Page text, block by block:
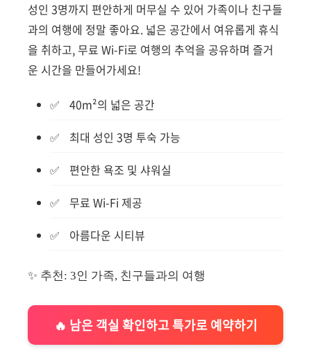
성인 3명까지 편안하게 머무실 수 있어 가족이나 친구들
과의 여행에 정말 좋아요. 넓은 공간에서 여유롭게 휴식
을 취하고, 무료 Wi-Fi로 여행의 추억을 공유하며 즐거
운 시간을 만들어가세요!
40m²의 넓은 공간
최대 성인 3명 투숙 가능
편안한 욕조 및 샤워실
무료 Wi-Fi 제공
아름다운 시티뷰
✨ 추천: 3인 가족, 친구들과의 여행
🔥 남은 객실 확인하고 특가로 예약하기